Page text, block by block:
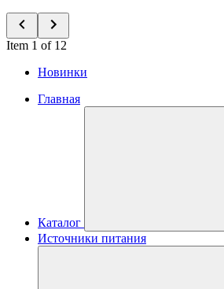
Item 1 of 12
Новинки
Главная
Каталог
Источники питания